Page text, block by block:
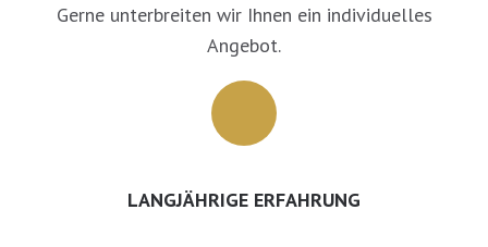
Gerne unterbreiten wir Ihnen ein individuelles
Angebot.
LANGJÄHRIGE ERFAHRUNG